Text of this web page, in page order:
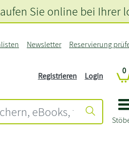
Newsletter Reservierung
Registrieren Login
0
Sie online bei Ihrer